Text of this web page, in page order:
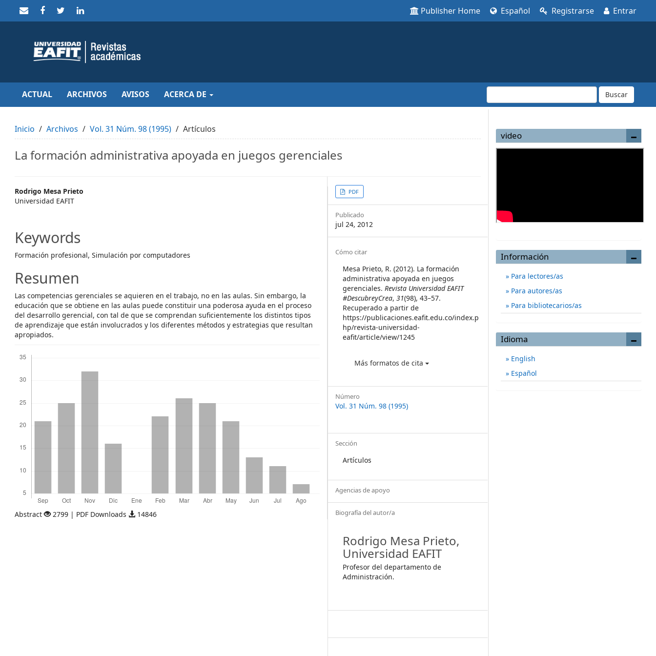
to
Main
Navigation
Content
Sidebar
Publisher Home Español Registrarse Entrar
ACTUAL ARCHIVOS AVISOS ACERCA DE Buscar
Inicio Archivos Vol. 31 Núm. 98 (1995) Artículos
La formación administrativa apoyada en juegos gerenciales
Main
Article
Rodrigo Mesa Prieto
Universidad EAFIT
Keywords
Formación profesional, Simulación por computadores
Resumen
Las competencias gerenciales se aquieren en el trabajo, no en las aulas. Sin embargo, la
educación que se obtiene en las aulas puede constituir una poderosa ayuda en el proceso
del desarrollo gerencial, con tal de que se comprendan suficientemente los distintos tipos
de aprendizaje que están involucrados y los diferentes métodos y estrategias que resultan
apropiados.
Abstract 2799 | PDF Downloads 14846
Article
Sidebar
PDF
Publicado
jul 24, 2012
Article
Details
Cómo citar
Mesa Prieto, R. (2012). La formación
administrativa apoyada en juegos
gerenciales.Revista Universidad EAFIT
#DescubreyCrea,31(98), 43–57.
Recuperado a partir de
https://publicaciones.eafit.edu.co/index.p
hp/revista-universidad-
eafit/article/view/1245
Más formatos de cita
Número
Vol. 31 Núm. 98 (1995)
Sección
Artículos
Agencias de apoyo
Biografía del autor/a
Rodrigo Mesa Prieto,
Universidad EAFIT
Profesor del departamento de
Administración.
video
Información
Para lectores/as
Para autores/as
Para bibliotecarios/as
Idioma
English
Español